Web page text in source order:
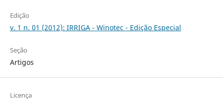
Edição
v. 1 n. 01 (2012): IRRIGA - Winotec - Edição Especial
Seção
Artigos
Licença